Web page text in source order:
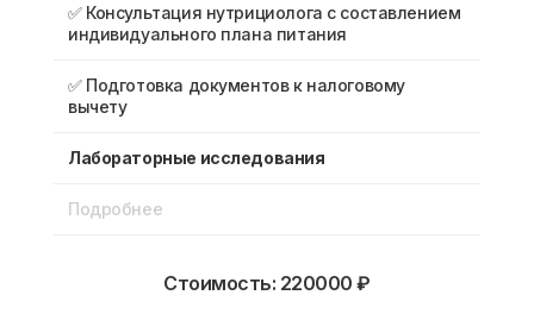
✅ Консультация нутрициолога с составлением
индивидуального плана питания
✅ Подготовка документов к налоговому
вычету
Лабораторные исследования
Подробнее
Стоимость: 220000 ₽